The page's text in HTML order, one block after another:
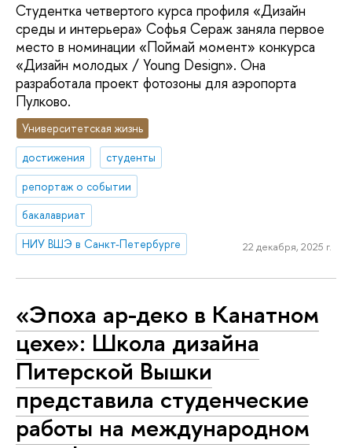
Студентка четвертого курса профиля «Дизайн
среды и интерьера» Софья Сераж заняла первое
место в номинации «Поймай момент» конкурса
«Дизайн молодых / Young Design». Она
разработала проект фотозоны для аэропорта
Пулково.
Университетская жизнь
достижения
студенты
репортаж о событии
бакалавриат
НИУ ВШЭ в Санкт-Петербурге
22 декабря, 2025 г.
«Эпоха ар-деко в Канатном
цехе»: Школа дизайна
Питерской Вышки
представила студенческие
работы на международном